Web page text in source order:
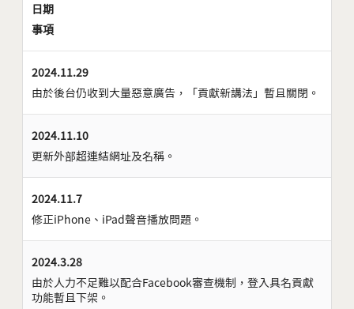
日期
事項
2024.11.29
由於後台仍收到大量惡意廣告，「貢獻新講法」暫且關閉。
2024.11.10
更新外部超連結網址及名稱。
2024.11.7
修正iPhone、iPad聲音播放問題。
2024.3.28
由於人力不足難以配合Facebook審查機制，登入具名貢獻
功能暫且下架。